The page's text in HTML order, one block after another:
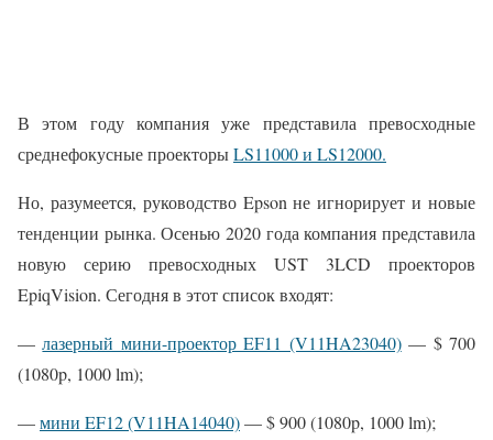
В этом году компания уже представила превосходные
среднефокусные проекторыLS11000 и LS12000.
Но, разумеется, руководство Epson не игнорирует и новые
тенденции рынка. Осенью 2020 года компания представила
новую серию превосходных UST 3LCD проекторов
EpiqVision. Сегодня в этот список входят:
—лазерный мини-проектор EF11 (V11HA23040)— $ 700
(1080p, 1000 lm);
—мини EF12 (V11HA14040)— $ 900 (1080p, 1000 lm);